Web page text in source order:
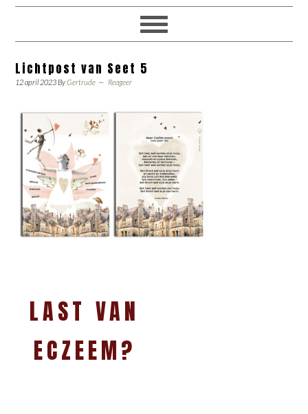
Lichtpost van Seet 5
12 april 2023ByGertrude Reageer
LAST VAN
ECZEEM?